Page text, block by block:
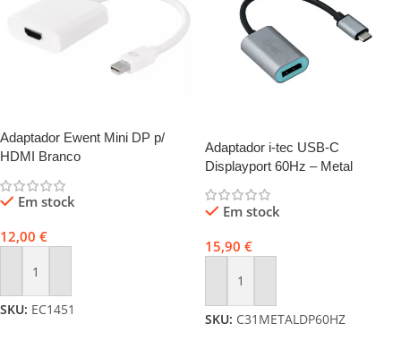
Adaptador Ewent Mini DP p/
HDMI Branco
Em stock
12,00 €
Adicionar
SKU: EC1451
Adaptador i-tec USB-C
Displayport 60Hz – Metal
Em stock
15,90 €
Adicionar
SKU: C31METALDP60HZ